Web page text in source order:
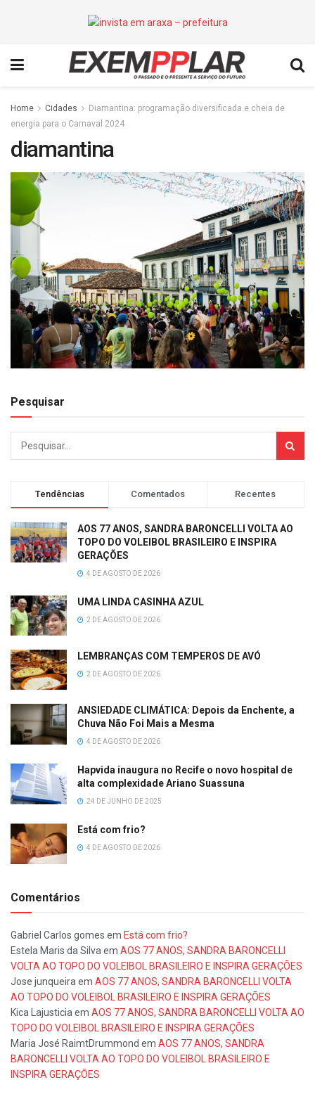
Home Cidades
Diamantina: programação diversificada e cheia de
energia para o Carnaval 2024
diamantina
Pesquisar
Tendências Comentados Recentes
AOS 77 ANOS, SANDRA BARONCELLI VOLTA AO
TOPO DO VOLEIBOL BRASILEIRO E INSPIRA
GERAÇÕES
4 DE AGOSTO DE 2026
UMA LINDA CASINHA AZUL
2 DE AGOSTO DE 2026
LEMBRANÇAS COM TEMPEROS DE AVÓ
2 DE AGOSTO DE 2026
ANSIEDADE CLIMÁTICA: Depois da Enchente, a
Chuva Não Foi Mais a Mesma
4 DE AGOSTO DE 2026
Hapvida inaugura no Recife o novo hospital de
alta complexidade Ariano Suassuna
24 DE JUNHO DE 2025
Está com frio?
4 DE AGOSTO DE 2026
Comentários
Gabriel Carlos gomes em Está com frio?
Estela Maris da Silva em AOS 77 ANOS, SANDRA BARONCELLI
VOLTA AO TOPO DO VOLEIBOL BRASILEIRO E INSPIRA GERAÇÕES
Jose junqueira em AOS 77 ANOS, SANDRA BARONCELLI VOLTA
AO TOPO DO VOLEIBOL BRASILEIRO E INSPIRA GERAÇÕES
Kica Lajusticia em AOS 77 ANOS, SANDRA BARONCELLI VOLTA AO
TOPO DO VOLEIBOL BRASILEIRO E INSPIRA GERAÇÕES
Maria José RaimtDrummond em AOS 77 ANOS, SANDRA
BARONCELLI VOLTA AO TOPO DO VOLEIBOL BRASILEIRO E
INSPIRA GERAÇÕES